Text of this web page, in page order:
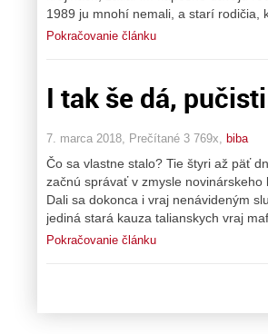
1989 ju mnohí nemali, a starí
Pokračovanie článku
I tak še dá,
7. marca 2018, Prečítané 3 769x, biba
Čo sa vlastne stalo? Tie štyri až päť
začnú správať v zmysle
Dali sa dokonca i vraj nenávideným
jediná stará kauza talianskych vraj
Pokračovanie článku